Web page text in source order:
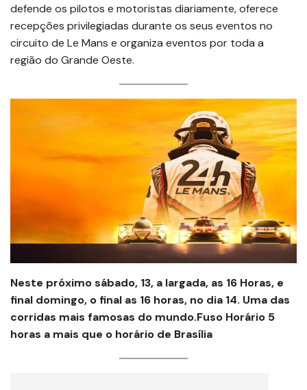
defende os pilotos e motoristas diariamente, oferece
recepções privilegiadas durante os seus eventos no
circuito de Le Mans e organiza eventos por toda a
região do Grande Oeste.
Neste próximo sábado, 13, a largada, as 16 Horas, e
final domingo, o final as 16 horas, no dia 14. Uma das
corridas mais famosas do mundo.Fuso Horário 5
horas a mais que o horário de Brasília